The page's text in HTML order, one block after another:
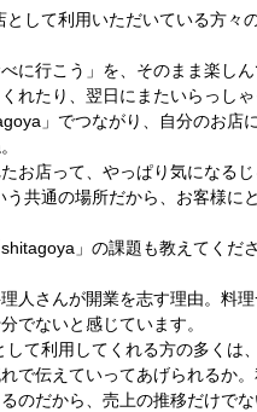
して利用いただいている方々
に行こう」を、そのまま楽し
れたり、翌日にまたいらっしゃ
」でつながり、自分のお店
お店って、やっぱり気になる
共通の場所だから、お客様に
」の課題も教えてくださ
人さんが開業を志す理由。料
でないと感じています。
して利用してくれる方の多く
で伝えていってあげられるか。
のだから、売上の推移だけで